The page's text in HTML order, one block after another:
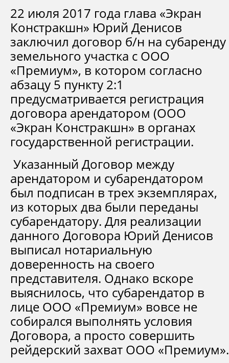
22 июля 2017 года глава «Экран
Констракшн» Юрий Денисов
заключил договор б/н на субаренду
земельного участка с ООО
«Премиум», в котором согласно
абзацу 5 пункту 2:1
предусматривается регистрация
договора арендатором (ООО
«Экран Констракшн» в органах
государственной регистрации.
Указанный Договор между
арендатором и субарендатором
был подписан в трех экземплярах,
из которых два были переданы
субарендатору. Для реализации
данного Договора Юрий Денисов
выписал нотариальную
доверенность на своего
представителя. Однако вскоре
выяснилось, что субарендатор в
лице ООО «Премиум» вовсе не
собирался выполнять условия
Договора, а просто совершить
рейдерский захват ООО «Премиум».